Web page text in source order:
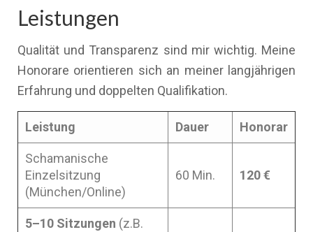
Leistungen
Qualität und Transparenz sind mir wichtig. Meine
Honorare orientieren sich an meiner langjährigen
Erfahrung und doppelten Qualifikation.
Leistung Dauer Honorar
Schamanische
Einzelsitzung
(München/Online)
60 Min. 120 €
5–10 Sitzungen (z.B.